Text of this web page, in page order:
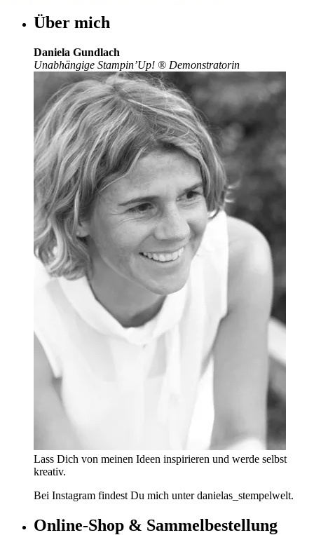
Über mich
Daniela Gundlach
Unabhängige Stampin’Up! ® Demonstratorin
Lass Dich von meinen Ideen inspirieren und werde selbst
kreativ.
Bei Instagram findest Du mich unter danielas_stempelwelt.
Online-Shop & Sammelbestellung